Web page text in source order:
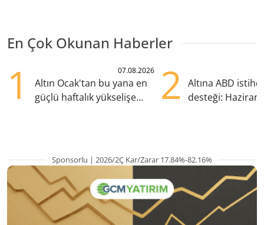
En Çok Okunan Haberler
1 07.08.2026
Altın Ocak'tan bu yana en
güçlü haftalık yükselişe
2
Altına ABD
desteği:
Sponsorlu | 2026/2Ç Kar/Zarar 17.84%-82.16%